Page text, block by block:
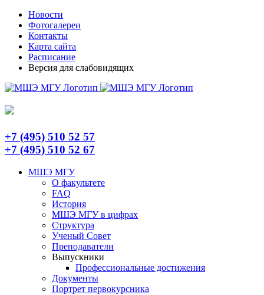
Skip
content
TelegramНовости
Фотогалереи
Контакты
Карта сайта
Расписание
Версия для слабовидящих
+7 (495) 510 52 57
+7 (495) 510 52 67
МШЭ МГУ
О факультете
FAQ
История
МШЭ МГУ в цифрах
Структура
Ученый Совет
Преподаватели
Выпускники
Профессиональные достижения
Документы
Портрет первокурсника